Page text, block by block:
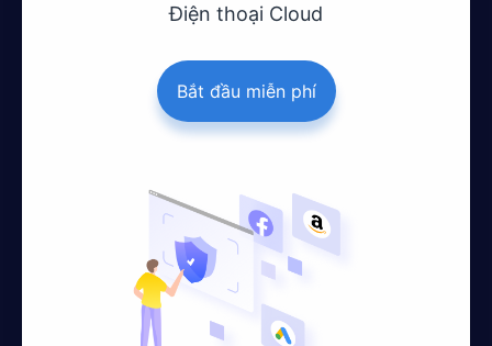
Điện thoại Cloud
Bắt đầu miễn phí